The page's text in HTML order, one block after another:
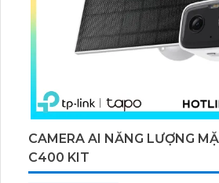
CAMERA AI NĂNG LƯỢNG
C400 KIT